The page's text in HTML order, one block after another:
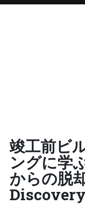
竣工前ビ
ングに学
からの脱
Discovery